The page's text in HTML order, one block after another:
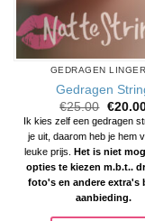
GEDRAGEN
Gedragen
€25.00
prijs
was:
€
Ik kies zelf een gedragen
je uit, daarom heb je hem
leuke prijs. Het is niet
opties te kiezen m.b.t..
foto's en andere extra's
aanbieding.